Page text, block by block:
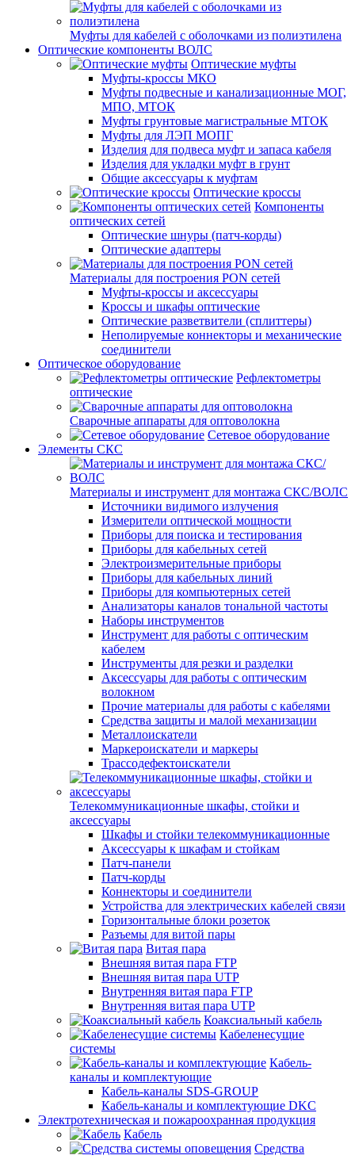
Муфты для кабелей с оболочками из полиэтилена
Оптические компоненты ВОЛС
Оптические муфты
Муфты-кроссы МКО
Муфты подвесные и канализационные МОГ,
МПО, МТОК
Муфты грунтовые магистральные МТОК
Муфты для ЛЭП МОПГ
Изделия для подвеса муфт и запаса кабеля
Изделия для укладки муфт в грунт
Общие аксессуары к муфтам
Оптические кроссы
Компоненты
оптических сетей
Оптические шнуры (патч-корды)
Оптические адаптеры
Материалы для построения PON сетей
Муфты-кроссы и аксессуары
Кроссы и шкафы оптические
Оптические разветвители (сплиттеры)
Неполируемые коннекторы и механические
соединители
Оптическое оборудование
Рефлектометры
оптические
Сварочные аппараты для оптоволокна
Сетевое оборудование
Элементы СКС
Материалы и инструмент для монтажа СКС/ВОЛС
Источники видимого излучения
Измерители оптической мощности
Приборы для поиска и тестирования
Приборы для кабельных сетей
Электроизмерительные приборы
Приборы для кабельных линий
Приборы для компьютерных сетей
Анализаторы каналов тональной частоты
Наборы инструментов
Инструмент для работы с оптическим
кабелем
Инструменты для резки и разделки
Аксессуары для работы с оптическим
волокном
Прочие материалы для работы с кабелями
Средства защиты и малой механизации
Металлоискатели
Маркероискатели и маркеры
Трассодефектоискатели
Телекоммуникационные шкафы, стойки и
аксессуары
Шкафы и стойки телекоммуникационные
Аксессуары к шкафам и стойкам
Патч-панели
Патч-корды
Коннекторы и соединители
Устройства для электрических кабелей связи
Горизонтальные блоки розеток
Разъемы для витой пары
Витая пара
Внешняя витая пара FTP
Внешняя витая пара UTP
Внутренняя витая пара FTP
Внутренняя витая пара UTP
Коаксиальный кабель
Кабеленесущие
системы
Кабель-
каналы и комплектующие
Кабель-каналы SDS-GROUP
Кабель-каналы и комплектующие DKC
Электротехническая и пожароохранная продукция
Кабель
Средства